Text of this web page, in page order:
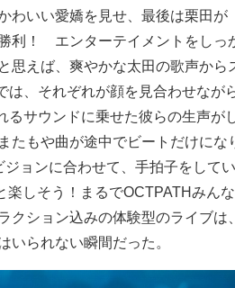
わいい愛嬌を見せ、最後は栗田が
利！ エンターテイメントをしっ
思えば、爽やかな太田の歌声から
は、それぞれが顔を見合わせなが
るサウンドに乗せた彼らの生声が
たもや曲が途中でビートだけにな
ョンに合わせて、手拍子をして
しそう！まるでOCTPATHみん
クション込みの体験型のライブは
いられない瞬間だった。